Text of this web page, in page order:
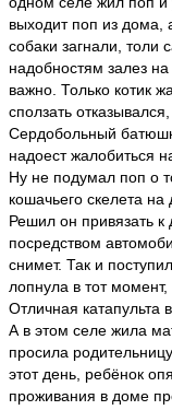
выходит поп из дома,
собаки загнали, толи
надобностям залез
важно. Только котик
сползать
Сердобольный
надоест жалобиться
Ну не подумал поп о
кошачьего скелета на
Решил он привязать к
посредством
снимет. Так и
лопнула в тот момент,
Отличная катапульта
А в этом селе жила
просила
этот день, ребёнок
проживания в доме